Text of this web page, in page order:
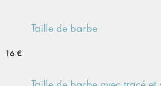
Taille de barbe
16 €